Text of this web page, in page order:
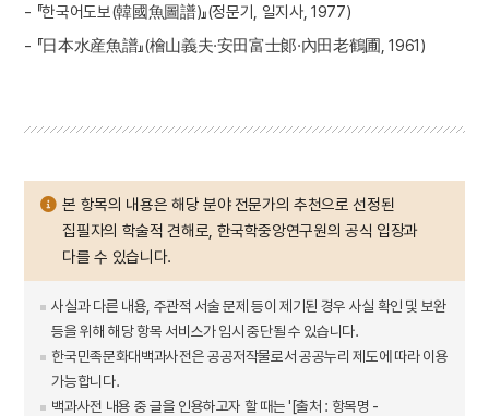
- 『한국어도보(韓國魚圖譜)』(정문기, 일지사, 1977)
- 『日本水産魚譜』(檜山義夫·安田富士郞·內田老鶴圃, 1961)
본 항목의 내용은 해당 분야 전문가의 추천으로 선정된
집필자의 학술적 견해로, 한국학중앙연구원의 공식 입장과
다를 수 있습니다.
사실과 다른 내용, 주관적 서술 문제 등이 제기된 경우 사실 확인 및 보완
등을 위해 해당 항목 서비스가 임시 중단될 수 있습니다.
한국민족문화대백과사전은 공공저작물로서 공공누리 제도에 따라 이용
가능합니다.
백과사전 내용 중 글을 인용하고자 할 때는 '[출처 : 항목명 -